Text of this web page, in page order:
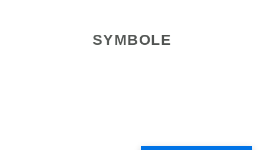
SYMBOLE